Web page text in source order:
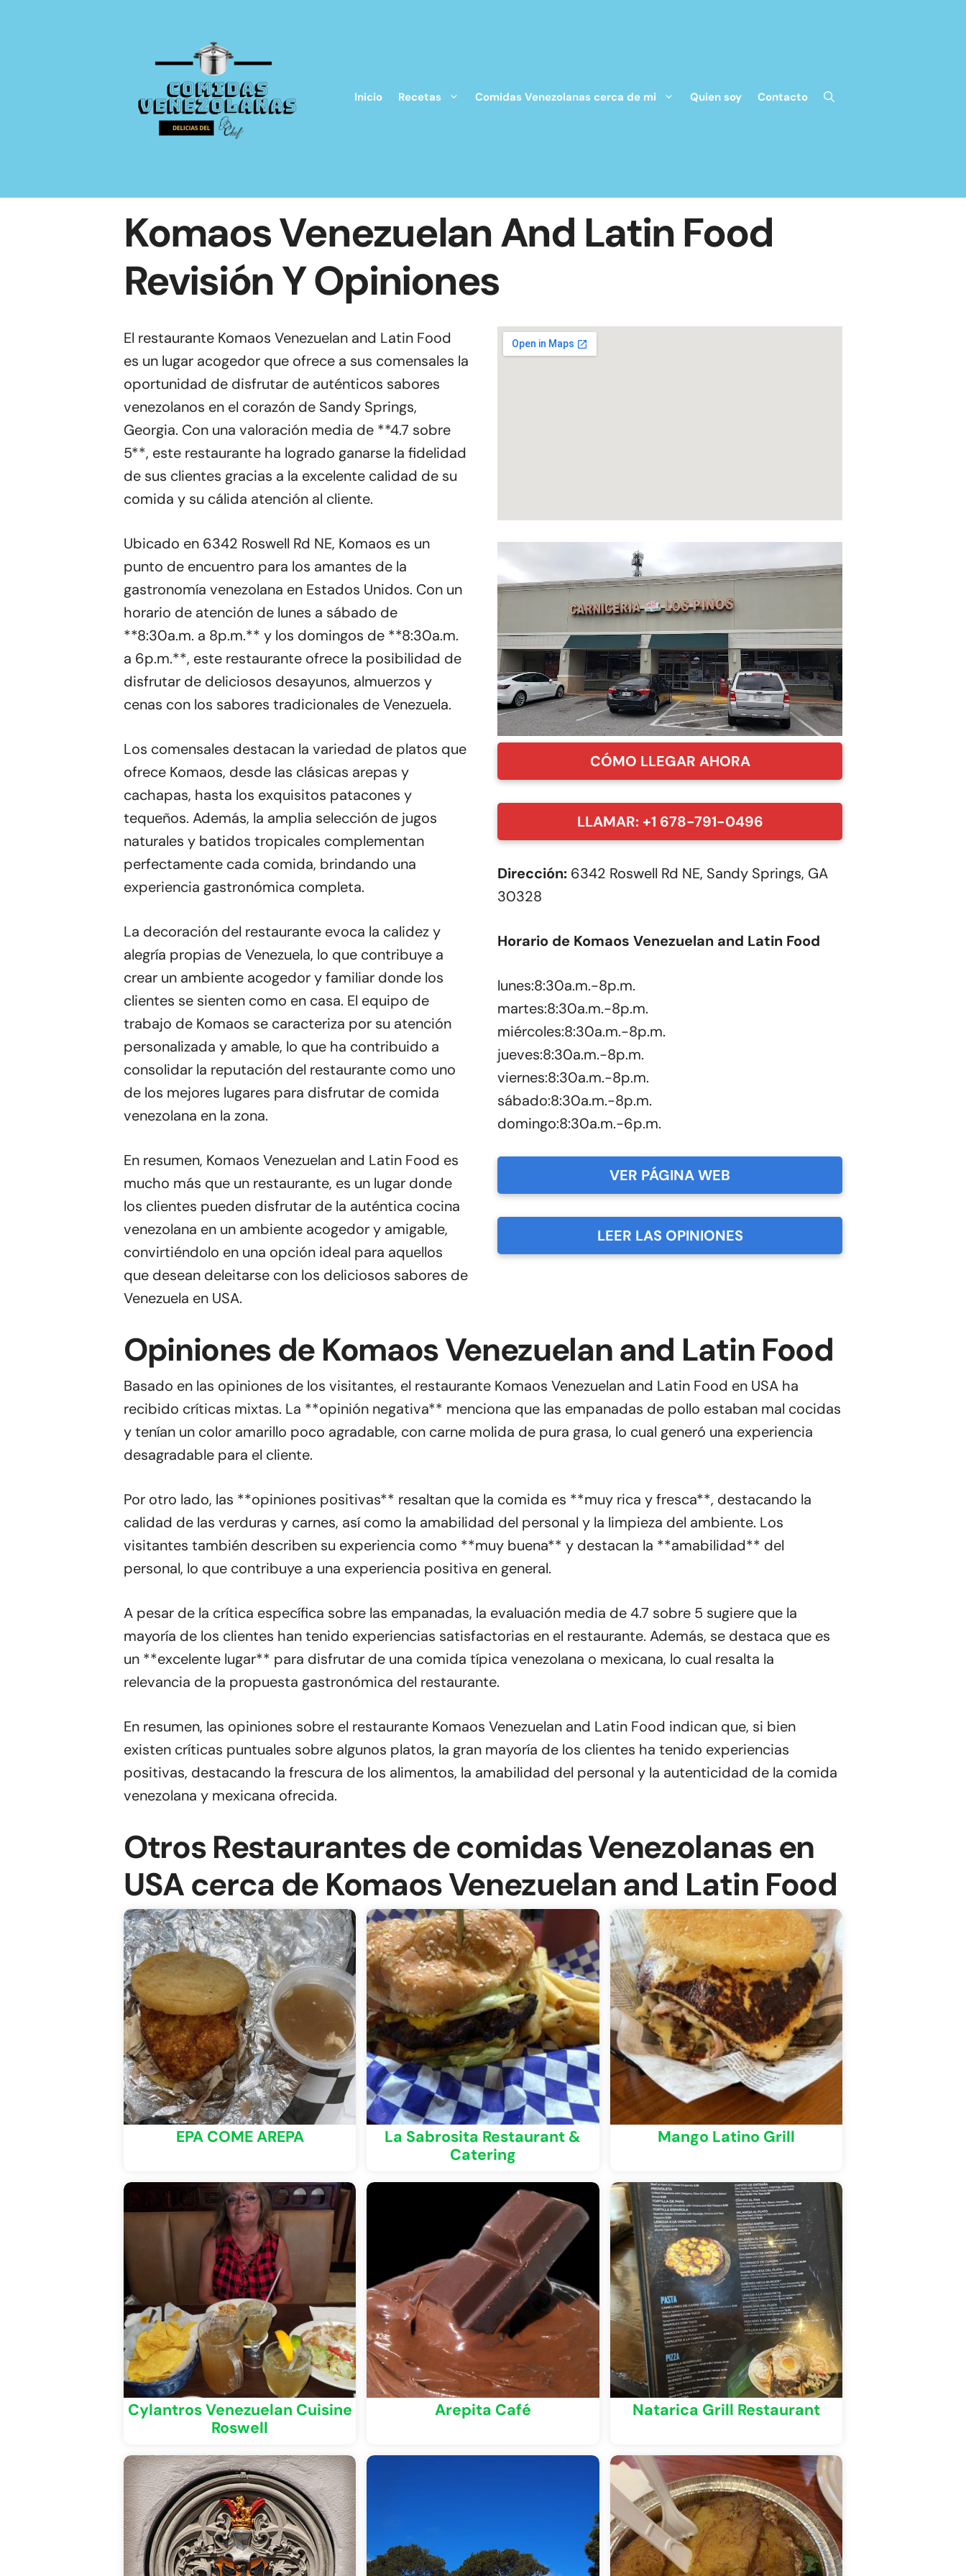
Inicio Recetas Comidas Venezolanas cerca de mi Quien soy Contacto
Komaos Venezuelan And Latin Food
Revisión Y Opiniones
El restaurante Komaos Venezuelan and Latin Food
es un lugar acogedor que ofrece a sus comensales la
oportunidad de disfrutar de auténticos sabores
venezolanos en el corazón de Sandy Springs,
Georgia. Con una valoración media de **4.7 sobre
5**, este restaurante ha logrado ganarse la fidelidad
de sus clientes gracias a la excelente calidad de su
comida y su cálida atención al cliente.
Ubicado en 6342 Roswell Rd NE, Komaos es un
punto de encuentro para los amantes de la
gastronomía venezolana en Estados Unidos. Con un
horario de atención de lunes a sábado de
**8:30a.m. a 8p.m.** y los domingos de **8:30a.m.
a 6p.m.**, este restaurante ofrece la posibilidad de
disfrutar de deliciosos desayunos, almuerzos y
cenas con los sabores tradicionales de Venezuela.
Los comensales destacan la variedad de platos que
ofrece Komaos, desde las clásicas arepas y
cachapas, hasta los exquisitos patacones y
tequeños. Además, la amplia selección de jugos
naturales y batidos tropicales complementan
perfectamente cada comida, brindando una
experiencia gastronómica completa.
La decoración del restaurante evoca la calidez y
alegría propias de Venezuela, lo que contribuye a
crear un ambiente acogedor y familiar donde los
clientes se sienten como en casa. El equipo de
trabajo de Komaos se caracteriza por su atención
personalizada y amable, lo que ha contribuido a
consolidar la reputación del restaurante como uno
de los mejores lugares para disfrutar de comida
venezolana en la zona.
En resumen, Komaos Venezuelan and Latin Food es
mucho más que un restaurante, es un lugar donde
los clientes pueden disfrutar de la auténtica cocina
venezolana en un ambiente acogedor y amigable,
convirtiéndolo en una opción ideal para aquellos
que desean deleitarse con los deliciosos sabores de
Venezuela en USA.
CÓMO LLEGAR AHORA
LLAMAR: +1 678-791-0496
Dirección: 6342 Roswell Rd NE, Sandy Springs, GA
30328
Horario de Komaos Venezuelan and Latin Food
lunes:8:30a.m.-8p.m.
martes:8:30a.m.-8p.m.
miércoles:8:30a.m.-8p.m.
jueves:8:30a.m.-8p.m.
viernes:8:30a.m.-8p.m.
sábado:8:30a.m.-8p.m.
domingo:8:30a.m.-6p.m.
VER PÁGINA WEB
LEER LAS OPINIONES
Opiniones de Komaos Venezuelan and Latin Food
Basado en las opiniones de los visitantes, el restaurante Komaos Venezuelan and Latin Food en USA ha
recibido críticas mixtas. La **opinión negativa** menciona que las empanadas de pollo estaban mal cocidas
y tenían un color amarillo poco agradable, con carne molida de pura grasa, lo cual generó una experiencia
desagradable para el cliente.
Por otro lado, las **opiniones positivas** resaltan que la comida es **muy rica y fresca**, destacando la
calidad de las verduras y carnes, así como la amabilidad del personal y la limpieza del ambiente. Los
visitantes también describen su experiencia como **muy buena** y destacan la **amabilidad** del
personal, lo que contribuye a una experiencia positiva en general.
A pesar de la crítica específica sobre las empanadas, la evaluación media de 4.7 sobre 5 sugiere que la
mayoría de los clientes han tenido experiencias satisfactorias en el restaurante. Además, se destaca que es
un **excelente lugar** para disfrutar de una comida típica venezolana o mexicana, lo cual resalta la
relevancia de la propuesta gastronómica del restaurante.
En resumen, las opiniones sobre el restaurante Komaos Venezuelan and Latin Food indican que, si bien
existen críticas puntuales sobre algunos platos, la gran mayoría de los clientes ha tenido experiencias
positivas, destacando la frescura de los alimentos, la amabilidad del personal y la autenticidad de la comida
venezolana y mexicana ofrecida.
Otros Restaurantes de comidas Venezolanas en
USA cerca de Komaos Venezuelan and Latin Food
EPA COME AREPA
La Sabrosita Restaurant &
Catering
Mango Latino Grill
Cylantros Venezuelan Cuisine
Roswell
Arepita Café Natarica Grill Restaurant